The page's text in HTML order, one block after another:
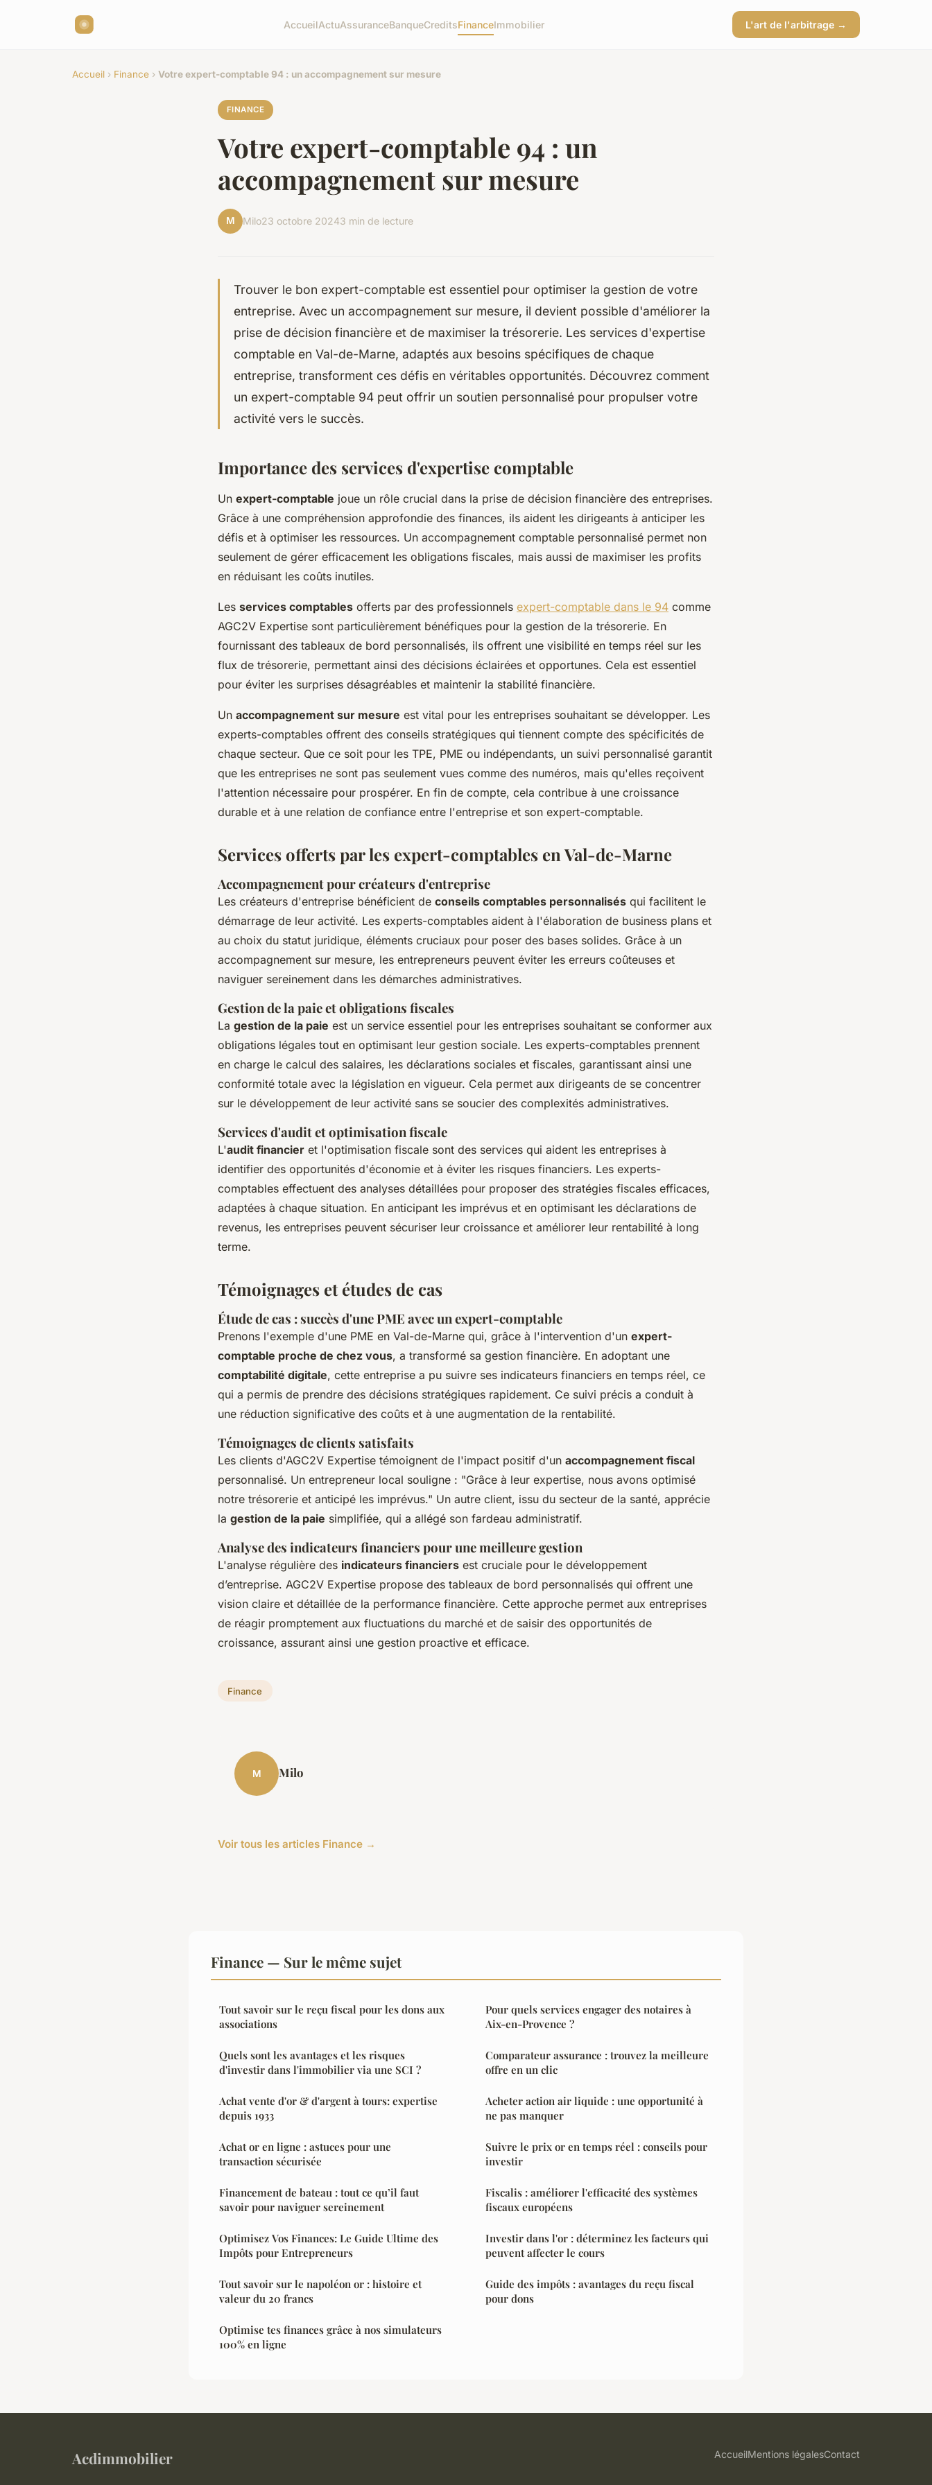
AccueilActuAssuranceBanqueCreditsFinanceImmobilier L'art de l'arbitrage →
Accueil › Finance › Votre expert-comptable 94 : un accompagnement sur mesure
FINANCE
Votre expert-comptable 94 : un
accompagnement sur mesure
M Milo23 octobre 20243 min de lecture
Trouver le bon expert-comptable est essentiel pour optimiser la gestion de votre
entreprise. Avec un accompagnement sur mesure, il devient possible d'améliorer la
prise de décision financière et de maximiser la trésorerie. Les services d'expertise
comptable en Val-de-Marne, adaptés aux besoins spécifiques de chaque
entreprise, transforment ces défis en véritables opportunités. Découvrez comment
un expert-comptable 94 peut offrir un soutien personnalisé pour propulser votre
activité vers le succès.
Importance des services d'expertise comptable
Un expert-comptable joue un rôle crucial dans la prise de décision financière des entreprises.
Grâce à une compréhension approfondie des finances, ils aident les dirigeants à anticiper les
défis et à optimiser les ressources. Un accompagnement comptable personnalisé permet non
seulement de gérer efficacement les obligations fiscales, mais aussi de maximiser les profits
en réduisant les coûts inutiles.
Les services comptables offerts par des professionnels expert-comptable dans le 94 comme
AGC2V Expertise sont particulièrement bénéfiques pour la gestion de la trésorerie. En
fournissant des tableaux de bord personnalisés, ils offrent une visibilité en temps réel sur les
flux de trésorerie, permettant ainsi des décisions éclairées et opportunes. Cela est essentiel
pour éviter les surprises désagréables et maintenir la stabilité financière.
Un accompagnement sur mesure est vital pour les entreprises souhaitant se développer. Les
experts-comptables offrent des conseils stratégiques qui tiennent compte des spécificités de
chaque secteur. Que ce soit pour les TPE, PME ou indépendants, un suivi personnalisé garantit
que les entreprises ne sont pas seulement vues comme des numéros, mais qu'elles reçoivent
l'attention nécessaire pour prospérer. En fin de compte, cela contribue à une croissance
durable et à une relation de confiance entre l'entreprise et son expert-comptable.
Services offerts par les expert-comptables en Val-de-Marne
Accompagnement pour créateurs d'entreprise
Les créateurs d'entreprise bénéficient de conseils comptables personnalisés qui facilitent le
démarrage de leur activité. Les experts-comptables aident à l'élaboration de business plans et
au choix du statut juridique, éléments cruciaux pour poser des bases solides. Grâce à un
accompagnement sur mesure, les entrepreneurs peuvent éviter les erreurs coûteuses et
naviguer sereinement dans les démarches administratives.
Gestion de la paie et obligations fiscales
La gestion de la paie est un service essentiel pour les entreprises souhaitant se conformer aux
obligations légales tout en optimisant leur gestion sociale. Les experts-comptables prennent
en charge le calcul des salaires, les déclarations sociales et fiscales, garantissant ainsi une
conformité totale avec la législation en vigueur. Cela permet aux dirigeants de se concentrer
sur le développement de leur activité sans se soucier des complexités administratives.
Services d'audit et optimisation fiscale
L'audit financier et l'optimisation fiscale sont des services qui aident les entreprises à
identifier des opportunités d'économie et à éviter les risques financiers. Les experts-
comptables effectuent des analyses détaillées pour proposer des stratégies fiscales efficaces,
adaptées à chaque situation. En anticipant les imprévus et en optimisant les déclarations de
revenus, les entreprises peuvent sécuriser leur croissance et améliorer leur rentabilité à long
terme.
Témoignages et études de cas
Étude de cas : succès d'une PME avec un expert-comptable
Prenons l'exemple d'une PME en Val-de-Marne qui, grâce à l'intervention d'un expert-
comptable proche de chez vous, a transformé sa gestion financière. En adoptant une
comptabilité digitale, cette entreprise a pu suivre ses indicateurs financiers en temps réel, ce
qui a permis de prendre des décisions stratégiques rapidement. Ce suivi précis a conduit à
une réduction significative des coûts et à une augmentation de la rentabilité.
Témoignages de clients satisfaits
Les clients d'AGC2V Expertise témoignent de l'impact positif d'un accompagnement fiscal
personnalisé. Un entrepreneur local souligne : "Grâce à leur expertise, nous avons optimisé
notre trésorerie et anticipé les imprévus." Un autre client, issu du secteur de la santé, apprécie
la gestion de la paie simplifiée, qui a allégé son fardeau administratif.
Analyse des indicateurs financiers pour une meilleure gestion
L'analyse régulière des indicateurs financiers est cruciale pour le développement
d’entreprise. AGC2V Expertise propose des tableaux de bord personnalisés qui offrent une
vision claire et détaillée de la performance financière. Cette approche permet aux entreprises
de réagir promptement aux fluctuations du marché et de saisir des opportunités de
croissance, assurant ainsi une gestion proactive et efficace.
Finance
M Milo
Voir tous les articles Finance →
Finance — Sur le même sujet
Tout savoir sur le reçu fiscal pour les dons aux
associations
Quels sont les avantages et les risques
d'investir dans l'immobilier via une SCI ?
Achat vente d'or & d'argent à tours: expertise
depuis 1933
Achat or en ligne : astuces pour une
transaction sécurisée
Financement de bateau : tout ce qu’il faut
savoir pour naviguer sereinement
Optimisez Vos Finances: Le Guide Ultime des
Impôts pour Entrepreneurs
Tout savoir sur le napoléon or : histoire et
valeur du 20 francs
Optimise tes finances grâce à nos simulateurs
100% en ligne
Pour quels services engager des notaires à
Aix-en-Provence ?
Comparateur assurance : trouvez la meilleure
offre en un clic
Acheter action air liquide : une opportunité à
ne pas manquer
Suivre le prix or en temps réel : conseils pour
investir
Fiscalis : améliorer l'efficacité des systèmes
fiscaux européens
Investir dans l'or : déterminez les facteurs qui
peuvent affecter le cours
Guide des impôts : avantages du reçu fiscal
pour dons
Acdimmobilier AccueilMentions légalesContact